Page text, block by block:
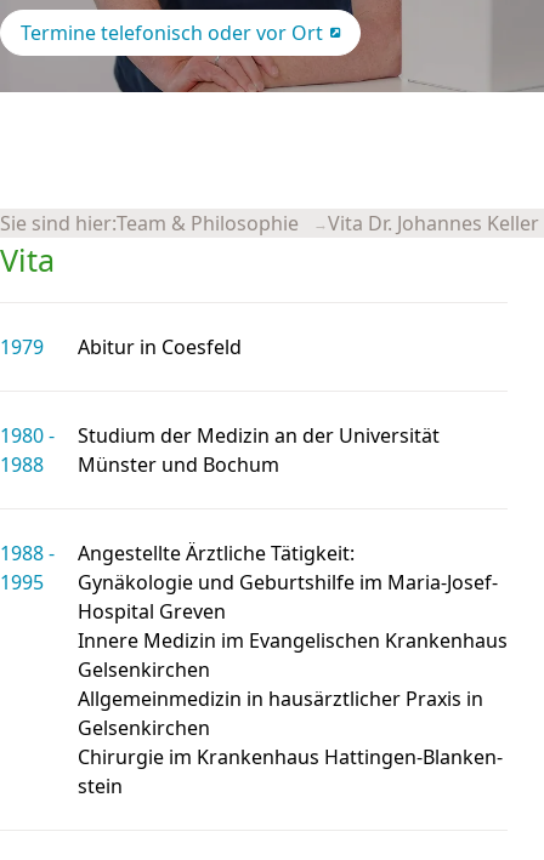
Termine telefonisch oder vor Ort
Sie sind hier:Team & Philosophie Vita Dr. Johannes Keller
Vita
1979 Abitur in Coesfeld
1980 -
1988
Studium der Medizin an der Universität
Münster und Bochum
1988 -
1995
Angestellte Ärztliche Tätig­keit:
Gynäkologie und Geburts­hilfe im Maria-Josef-
Hospital Greven
Innere Medizin im Evange­lischen Kranken­haus
Gelsen­kirchen
Allgemein­medizin in haus­ärzt­licher Praxis in
Gelsen­kirchen
Chirurgie im Kranken­haus Hattingen-Blanken­
stein